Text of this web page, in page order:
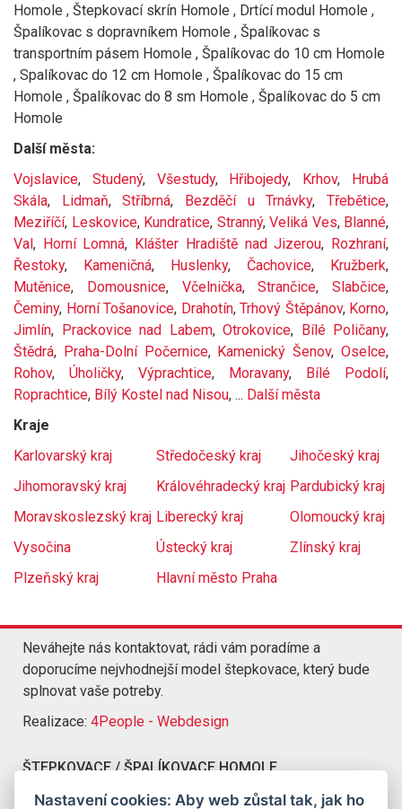
Homole , Štepkovací skrín Homole , Drtící modul Homole ,
Špalíkovac s dopravníkem Homole , Špalíkovac s
transportním pásem Homole , Špalíkovac do 10 cm Homole
, Spalíkovac do 12 cm Homole , Špalíkovac do 15 cm
Homole , Špalíkovac do 8 sm Homole , Špalíkovac do 5 cm
Homole
Další města:
Vojslavice, Studený, Všestudy, Hřibojedy, Krhov, Hrubá
Skála, Lidmaň,Stříbrná, Bezděčí u Trnávky,Třebětice,
Meziříčí, Leskovice, Kundratice, Stranný, Veliká Ves, Blanné,
Val, Horní Lomná, Klášter Hradiště nad Jizerou, Rozhraní,
Řestoky, Kameničná, Huslenky, Čachovice, Kružberk,
Mutěnice, Domousnice, Včelnička,Strančice, Slabčice,
Čeminy, Horní Tošanovice, Drahotín, Trhový Štěpánov, Korno,
Jimlín, Prackovice nad Labem, Otrokovice, Bílé Poličany,
Štědrá, Praha-Dolní Počernice, Kamenický Šenov,Oselce,
Rohov, Úholičky, Výprachtice, Moravany, Bílé Podolí,
Roprachtice, Bílý Kostel nad Nisou, ... Další města
Kraje
Karlovarský kraj
Středočeský kraj
Jihočeský kraj
Jihomoravský kraj
Královéhradecký kraj Pardubický kraj
Moravskoslezský kraj Liberecký kraj
Olomoucký kraj
Vysočina
Ústecký kraj
Zlínský kraj
Plzeňský kraj
Hlavní město Praha
Neváhejte nás kontaktovat, rádi vám poradíme a
doporucíme nejvhodnejší model štepkovace, který bude
splnovat vaše potreby.
Realizace: 4People - Webdesign
ŠTEPKOVACE / ŠPALÍKOVACE HOMOLE
Kompletní nabídka štepkovacu a špalíkovacu Homole
Nastavení cookies: Aby web zůstal tak, jak ho